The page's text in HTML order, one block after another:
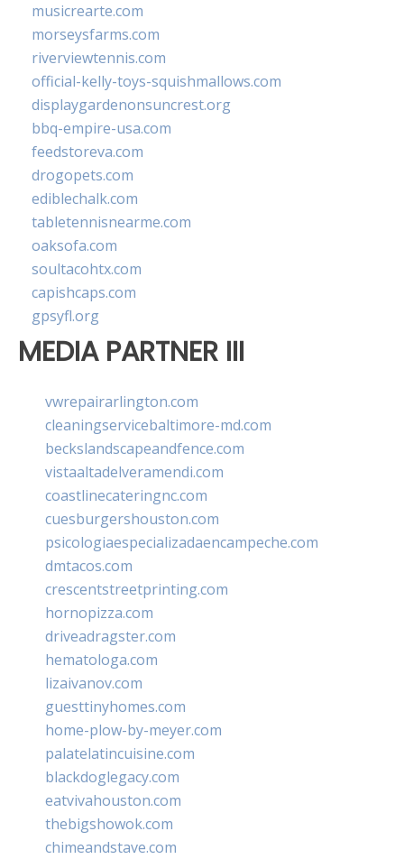
musicrearte.com
morseysfarms.com
riverviewtennis.com
official-kelly-toys-squishmallows.com
displaygardenonsuncrest.org
bbq-empire-usa.com
feedstoreva.com
drogopets.com
ediblechalk.com
tabletennisnearme.com
oaksofa.com
soultacohtx.com
capishcaps.com
gpsyfl.org
MEDIA PARTNER III
vwrepairarlington.com
cleaningservicebaltimore-md.com
beckslandscapeandfence.com
vistaaltadelveramendi.com
coastlinecateringnc.com
cuesburgershouston.com
psicologiaespecializadaencampeche.com
dmtacos.com
crescentstreetprinting.com
hornopizza.com
driveadragster.com
hematologa.com
lizaivanov.com
guesttinyhomes.com
home-plow-by-meyer.com
palatelatincuisine.com
blackdoglegacy.com
eatvivahouston.com
thebigshowok.com
chimeandstave.com